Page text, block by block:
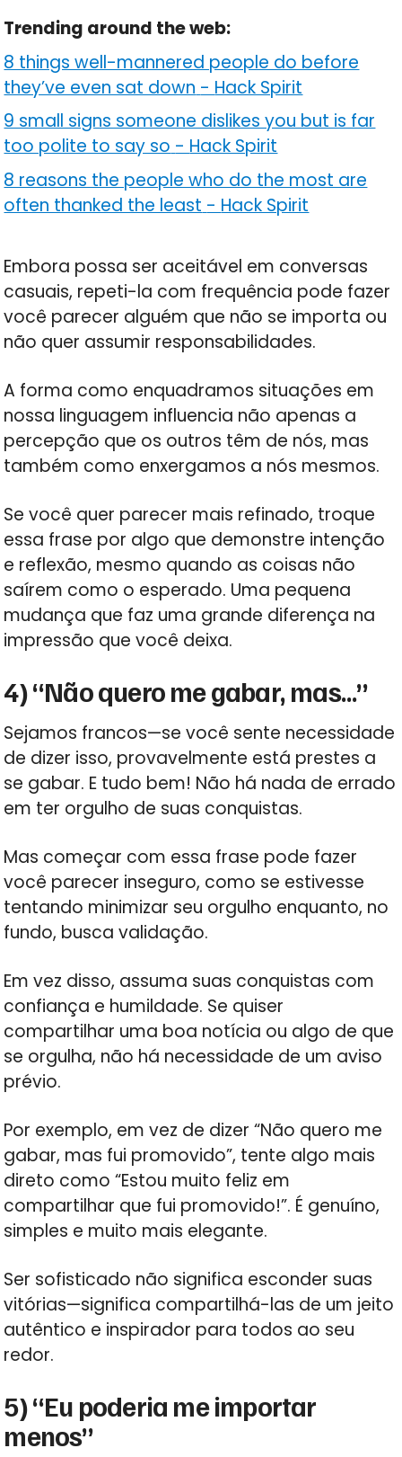
Trending around the web:
8 things well-mannered people do before
they’ve even sat down - Hack Spirit
9 small signs someone dislikes you but is far
too polite to say so-Hack Spirit
8 reasons the people who do the most are
often thanked the least - Hack Spirit
Embora possa ser aceitável em conversas
casuais, repeti-la com frequência pode fazer
você parecer alguém que não se importa ou
não quer assumir responsabilidades.
A forma como enquadramos situações em
nossa linguagem influencia não apenas a
percepção que os outros têm de nós, mas
também como enxergamos a nós mesmos.
Se você quer parecer mais refinado, troque
essa frase por algo que demonstre intenção
e reflexão, mesmo quando as coisas não
saírem como o esperado. Uma pequena
mudança que faz uma grande diferença na
impressão que você deixa.
4) “Não quero me gabar, mas…”
Sejamos francos—se você sente necessidade
de dizer isso, provavelmente está prestes a
se gabar. E tudo bem! Não há nada de errado
em ter orgulho de suas conquistas.
Mas começar com essa frase pode fazer
você parecer inseguro, como se estivesse
tentando minimizar seu orgulho enquanto, no
fundo, busca validação.
Em vez disso, assuma suas conquistas com
confiança e humildade. Se quiser
compartilhar uma boa notícia ou algo de que
se orgulha, não há necessidade de um aviso
prévio.
Por exemplo, em vez de dizer “Não quero me
gabar, mas fui promovido”, tente algo mais
direto como “Estou muito feliz em
compartilhar que fui promovido!”. É genuíno,
simples e muito mais elegante.
Ser sofisticado não significa esconder suas
vitórias—significa compartilhá-las de um jeito
autêntico e inspirador para todos ao seu
redor.
5) “Eu poderia me importar
menos”